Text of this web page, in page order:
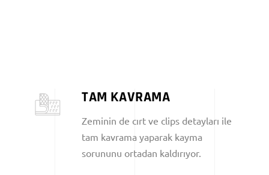
TAM KAVRAMA
Zeminin de cırt ve clips detayları ile
tam kavrama yaparak kayma
sorununu ortadan kaldırıyor.